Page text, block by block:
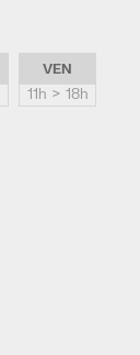
VEN
11h > 18h